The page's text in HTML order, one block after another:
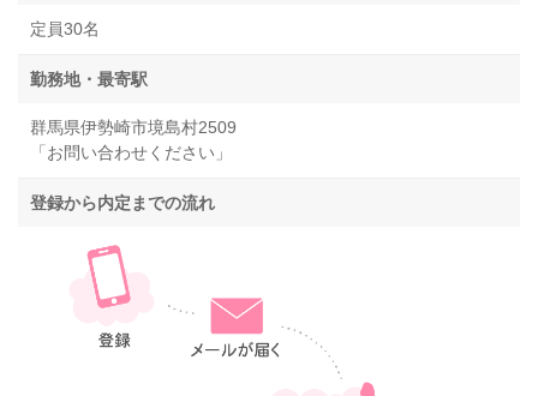
定員30名
勤務地・最寄駅
群馬県伊勢崎市境島村2509
「お問い合わせください」
登録から内定までの流れ